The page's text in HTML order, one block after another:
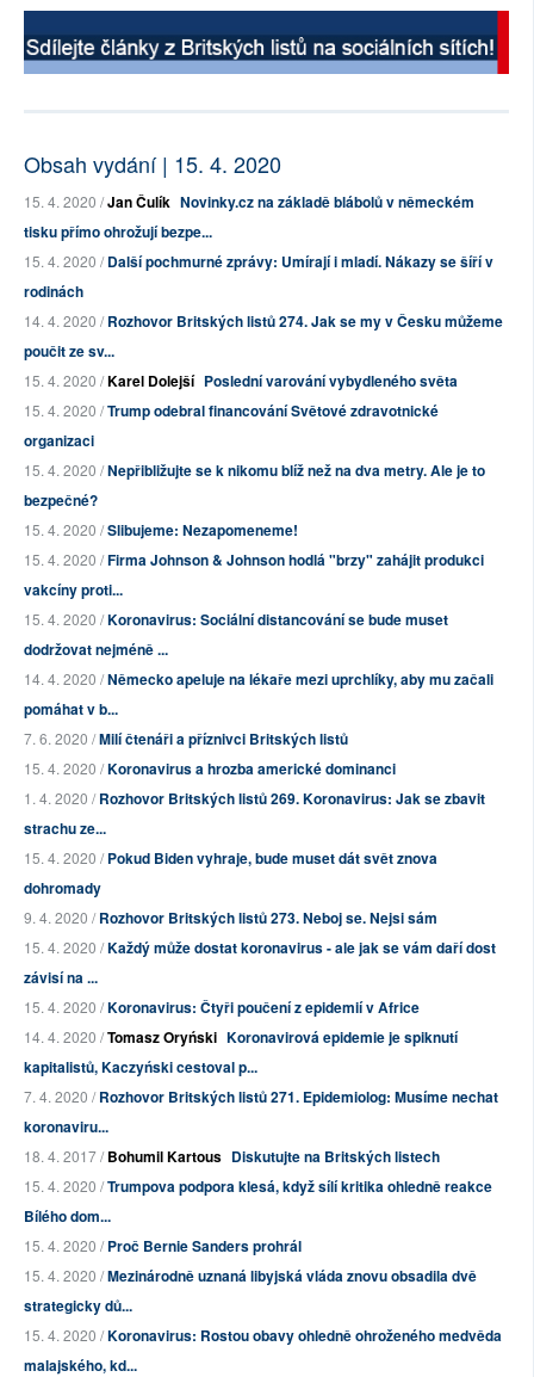
Obsah vydání | 15. 4. 2020
15. 4. 2020 /Jan Čulík Novinky.cz na základě blábolů v německém
tisku přímo ohrožují bezpe...
15. 4. 2020 /Další pochmurné zprávy: Umírají i mladí. Nákazy se šíří v
rodinách
14. 4. 2020 /Rozhovor Britských listů 274. Jak se my v Česku můžeme
poučit ze sv...
15. 4. 2020 /Karel Dolejší Poslední varování vybydleného světa
15. 4. 2020 /Trump odebral financování Světové zdravotnické
organizaci
15. 4. 2020 /Nepřibližujte se k nikomu blíž než na dva metry. Ale je to
bezpečné?
15. 4. 2020 /Slibujeme: Nezapomeneme!
15. 4. 2020 /Firma Johnson & Johnson hodlá "brzy" zahájit produkci
vakcíny proti...
15. 4. 2020 /Koronavirus: Sociální distancování se bude muset
dodržovat nejméně ...
14. 4. 2020 /Německo apeluje na lékaře mezi uprchlíky, aby mu začali
pomáhat v b...
7. 6. 2020 /Milí čtenáři a příznivci Britských listů
15. 4. 2020 /Koronavirus a hrozba americké dominanci
1. 4. 2020 /Rozhovor Britských listů 269. Koronavirus: Jak se zbavit
strachu ze...
15. 4. 2020 /Pokud Biden vyhraje, bude muset dát svět znova
dohromady
9. 4. 2020 /Rozhovor Britských listů 273. Neboj se. Nejsi sám
15. 4. 2020 /Každý může dostat koronavirus - ale jak se vám daří dost
závisí na ...
15. 4. 2020 /Koronavirus: Čtyři poučení z epidemií v Africe
14. 4. 2020 /Tomasz Oryński Koronavirová epidemie je spiknutí
kapitalistů, Kaczyński cestoval p...
7. 4. 2020 /Rozhovor Britských listů 271. Epidemiolog: Musíme nechat
koronaviru...
18. 4. 2017 /Bohumil Kartous Diskutujte na Britských listech
15. 4. 2020 /Trumpova podpora klesá, když sílí kritika ohledně reakce
Bílého dom...
15. 4. 2020 /Proč Bernie Sanders prohrál
15. 4. 2020 /Mezinárodně uznaná libyjská vláda znovu obsadila dvě
strategicky dů...
15. 4. 2020 /Koronavirus: Rostou obavy ohledně ohroženého medvěda
malajského, kd...